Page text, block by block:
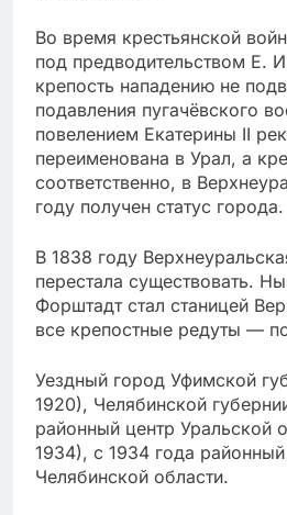
Во время крестьянской
под предводительством Е.
крепость нападению не
подавления пугачёвского
повелением Екатерины II
переименована в Урал, а
соответственно, в
году получен статус города.
В 1838 году
перестала существовать.
Форштадт стал станицей
все крепостные редуты —
Уездный город Уфимской
1920), Челябинской
районный центр Уральской
1934), с 1934 года районный
Челябинской области.